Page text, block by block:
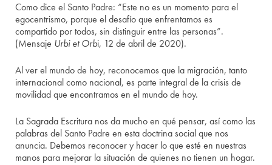
Como dice el Santo Padre: “Este no es un momento para el
egocentrismo, porque el desafío que enfrentamos es
compartido por todos, sin distinguir entre las personas”.
(Mensaje Urbi et Orbi, 12 de abril de 2020).
Al ver el mundo de hoy, reconocemos que la migración, tanto
internacional como nacional, es parte integral de la crisis de
movilidad que encontramos en el mundo de hoy.
La Sagrada Escritura nos da mucho en qué pensar, así como las
palabras del Santo Padre en esta doctrina social que nos
anuncia. Debemos reconocer y hacer lo que esté en nuestras
manos para mejorar la situación de quienes no tienen un hogar.